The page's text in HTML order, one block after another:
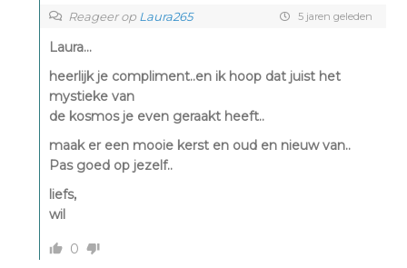
Reageer op Laura265 5 jaren geleden
Laura…
heerlijk je compliment..en ik hoop dat juist het
mystieke van
de kosmos je even geraakt heeft..
maak er een mooie kerst en oud en nieuw van..
Pas goed op jezelf..
liefs,
wil
0